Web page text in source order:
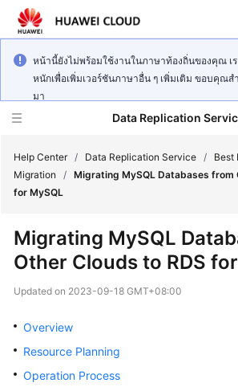
หน้านี้ยังไม่พร้อมใช้งานในภาษาท้องถิ่นของคุณ เ
หนักเพื่อเพิ่มเวอร์ชันภาษาอื่น ๆ เพิ่มเติม ขอบคุณ
มา
Data Replication
Service
Getting
Started
Help Center / Data Replication Service / Best
Migration
/ Migrating MySQL Databases from
for MySQL
Migrating MySQL
Other Clouds to RDS
Updated on 2023-09-18 GMT+08:00
Overview
Resource Planning
Operation Process